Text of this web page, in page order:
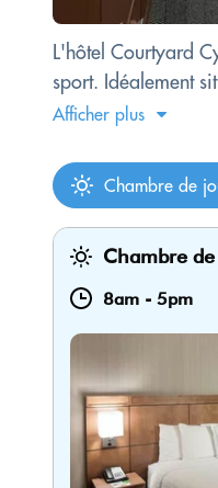
L'hôtel Courtyard
sport. Idéalement
Afficher plus
Chambre de
Chambre
8am - 5pm